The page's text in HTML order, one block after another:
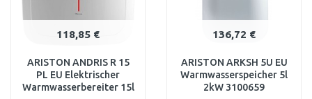
118,85 €
ARISTON ANDRIS R 15
PL EU Elektrischer
Warmwasserbereiter 15l
136,72 €
ARISTON ARKSH 5U EU
Warmwasserspeicher 5l
2kW 3100659